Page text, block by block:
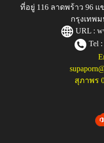
ที่อยู่ 116 ลาดพร้าว 96
กรุงเทพ
URL :
Tel
สุภาพร